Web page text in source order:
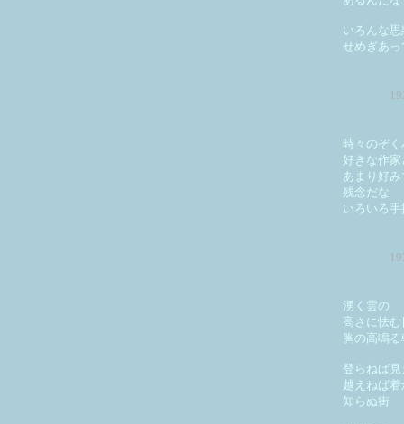
いろんな思
せめぎあっ
時々のぞ
好きな作
あまり好
残念だな
いろいろ
湧く雲の
高さに怯
胸の高鳴
登らねば見
越えねば着
知らぬ街